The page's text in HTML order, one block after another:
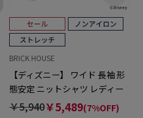
BRICK HOUSE
【ディズニー】 ワイド 長袖 形
態安定 ニットシャツ レディー
スシャツ
￥5,940￥5,489(7%OFF)